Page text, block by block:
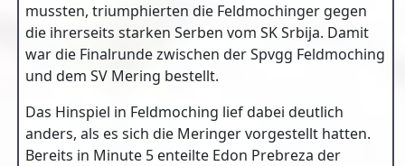
mussten, triumphierten die Feldmochinger gegen
die ihrerseits starken Serben vom SK Srbija. Damit
war die Finalrunde zwischen der Spvgg Feldmoching
und dem SV Mering bestellt.
Das Hinspiel in Feldmoching lief dabei deutlich
anders, als es sich die Meringer vorgestellt hatten.
Bereits in Minute 5 enteilte Edon Prebreza der